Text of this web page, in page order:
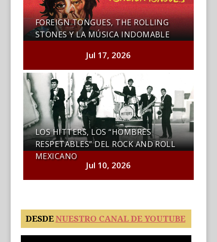
FOREIGN TONGUES, THE ROLLING
STONES Y LA MÚSICA INDOMABLE
Jul 17, 2026
LOS HITTERS, LOS “HOMBRES
RESPETABLES” DEL ROCK AND ROLL
MEXICANO
Jul 10, 2026
DESDENUESTRO CANAL DE YOUTUBE